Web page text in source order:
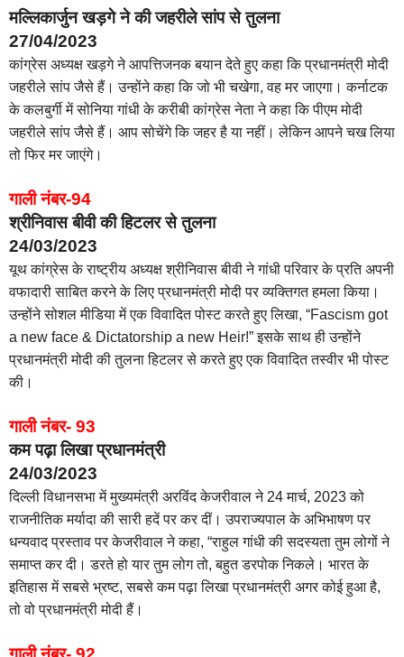
मल्लिकार्जुन खड़गे ने की जहरीले सांप से तुलना
27/04/2023
कांग्रेस अध्यक्ष खड़गे ने आपत्तिजनक बयान देते हुए कहा कि प्रधानमंत्री मोदी
जहरीले सांप जैसे हैं। उन्होंने कहा कि जो भी चखेगा, वह मर जाएगा। कर्नाटक
के कलबुर्गी में सोनिया गांधी के करीबी कांग्रेस नेता ने कहा कि पीएम मोदी
जहरीले सांप जैसे हैं। आप सोचेंगे कि जहर है या नहीं। लेकिन आपने चख लिया
तो फिर मर जाएंगे।
गाली नंबर-94
श्रीनिवास बीवी की हिटलर से तुलना
24/03/2023
यूथ कांग्रेस के राष्ट्रीय अध्यक्ष श्रीनिवास बीवी ने गांधी परिवार के प्रति अपनी
वफादारी साबित करने के लिए प्रधानमंत्री मोदी पर व्यक्तिगत हमला किया।
उन्होंने सोशल मीडिया में एक विवादित पोस्ट करते हुए लिखा, “Fascism got
a new face & Dictatorship a new Heir!” इसके साथ ही उन्होंने
प्रधानमंत्री मोदी की तुलना हिटलर से करते हुए एक विवादित तस्वीर भी पोस्ट
की।
गाली नंबर- 93
कम पढ़ा लिखा प्रधानमंत्री
24/03/2023
दिल्ली विधानसभा में मुख्यमंत्री अरविंद केजरीवाल ने 24 मार्च, 2023 को
राजनीतिक मर्यादा की सारी हदें पर कर दीं। उपराज्यपाल के अभिभाषण पर
धन्यवाद प्रस्ताव पर केजरीवाल ने कहा, “राहुल गांधी की सदस्यता तुम लोगों ने
समाप्त कर दी। डरते हो यार तुम लोग तो, बहुत डरपोक निकले। भारत के
इतिहास में सबसे भ्रष्ट, सबसे कम पढ़ा लिखा प्रधानमंत्री अगर कोई हुआ है,
तो वो प्रधानमंत्री मोदी हैं।